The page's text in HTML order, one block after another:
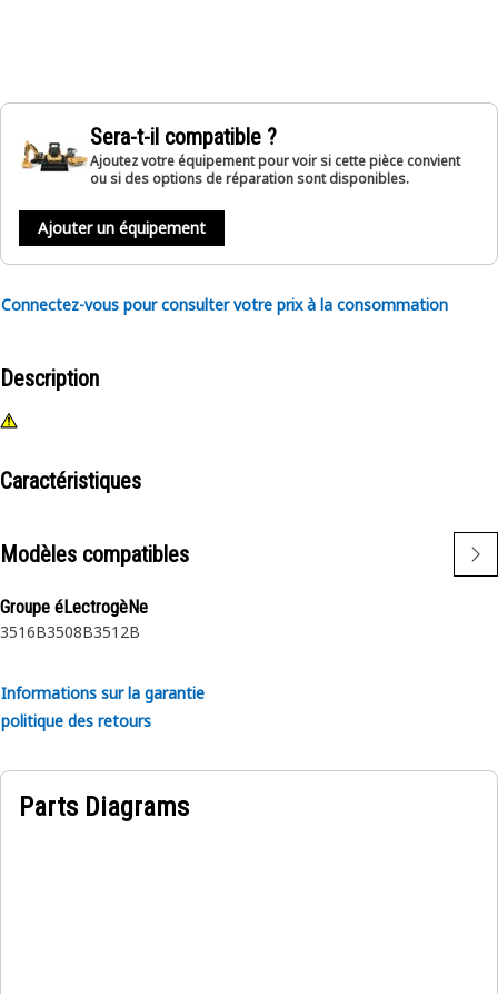
Sera-t-il compatible ?
Ajoutez votre équipement pour voir si cette pièce convient
ou si des options de réparation sont disponibles.
Ajouter un équipement
Connectez-vous pour consulter votre prix à la consommation
Description
Caractéristiques
Modèles compatibles
Groupe éLectrogèNe
3516B3508B3512B
Informations sur la garantie
politique des retours
Parts Diagrams